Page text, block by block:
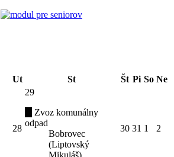
Ut St Št Pi So Ne
28
29
Zvoz komunálny
odpad
Bobrovec
(Liptovský
Mikuláš)
30 31 1 2